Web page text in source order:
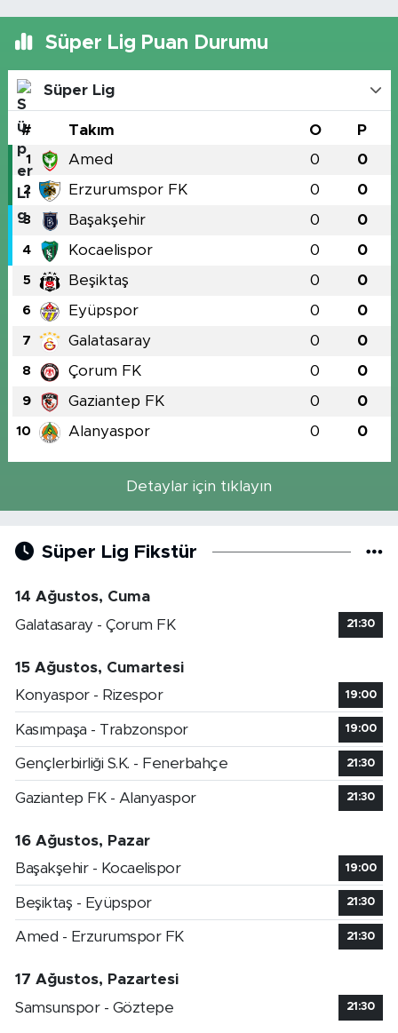
Süper Lig Puan Durumu
Süper Lig
# Takım O P
1 Amed 0 0
2 Erzurumspor FK 0 0
3 Başakşehir 0 0
4 Kocaelispor 0 0
5 Beşiktaş 0 0
6 Eyüpspor 0 0
7 Galatasaray 0 0
8 Çorum FK 0 0
9 Gaziantep FK 0 0
10 Alanyaspor 0 0
Detaylar için tıklayın
Süper Lig Fikstür
14 Ağustos, Cuma
Galatasaray - Çorum FK
21:30
15 Ağustos, Cumartesi
Konyaspor - Rizespor
19:00
Kasımpaşa - Trabzonspor 19:00
Gençlerbirliği S.K. - Fenerbahçe 21:30
Gaziantep FK - Alanyaspor 21:30
16 Ağustos, Pazar
Başakşehir - Kocaelispor
19:00
Beşiktaş - Eyüpspor 21:30
Amed - Erzurumspor FK 21:30
17 Ağustos, Pazartesi
Samsunspor - Göztepe
21:30